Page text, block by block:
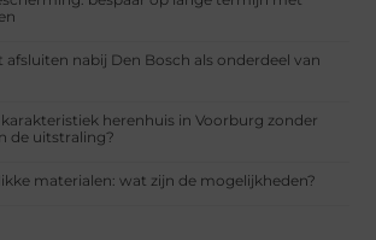
afsluiten nabij Den Bosch als onderdeel van
herenhuis in Voorburg zonder
de uitstraling?
materialen: wat zijn de mogelijkheden?